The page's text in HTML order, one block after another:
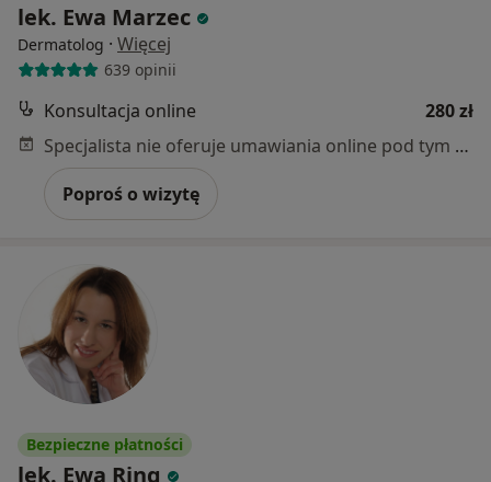
lek. Ewa Marzec
Dermatolog · Więcej
639 opinii
Konsultacja online
280 zł
Specjalista nie oferuje umawiania online pod tym adresem.
Poproś o wizytę
Bezpieczne płatności
lek. Ewa Ring